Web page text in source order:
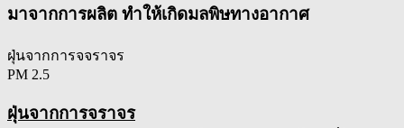
มาจากการผลิต ทำให้เกิดมลพิษทางอากาศ
ฝุ่นจากการจจราจร
PM 2.5
ฝุ่นจากการจราจร